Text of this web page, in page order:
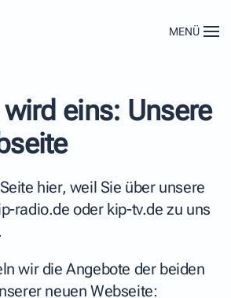
springen
MENÜ
eins: Unsere
hier, weil Sie über unsere
radio.de oder kip-tv.de zu uns
wir die Angebote der beiden
neuen Webseite: